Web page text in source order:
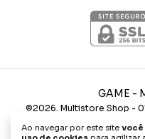
Ao navegar por este site você
GAME -
©2026. Multistore Shop -